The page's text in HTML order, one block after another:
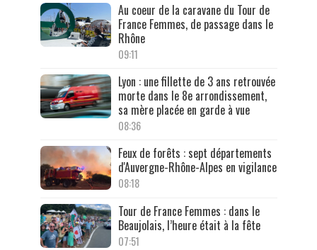
Au coeur de la caravane du Tour de
France Femmes, de passage dans le
Rhône
09:11
Lyon : une fillette de 3 ans retrouvée
morte dans le 8e arrondissement,
sa mère placée en garde à vue
08:36
Feux de forêts : sept départements
d'Auvergne-Rhône-Alpes en vigilance
08:18
Tour de France Femmes : dans le
Beaujolais, l’heure était à la fête
07:51